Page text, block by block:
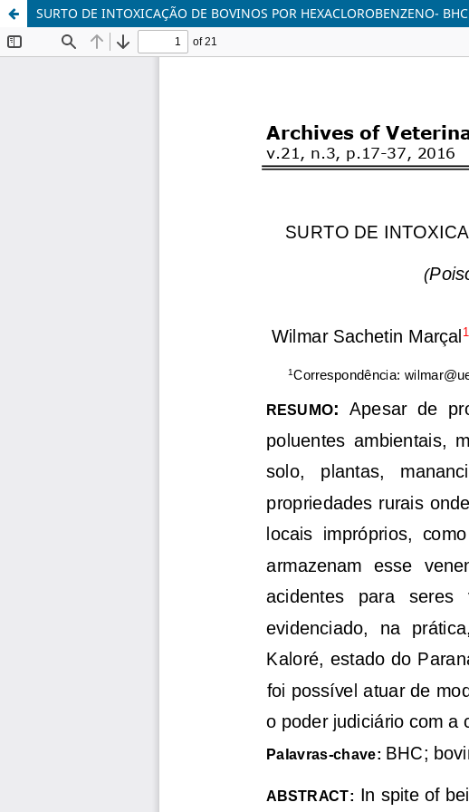
SURTO DE INTOXICAÇÃO DE BOVINOS POR HEXACLOROBENZENO- BHC